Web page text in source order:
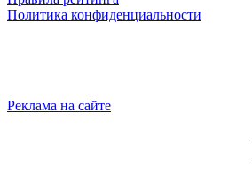
Политика конфиденциальности
Реклама на сайте